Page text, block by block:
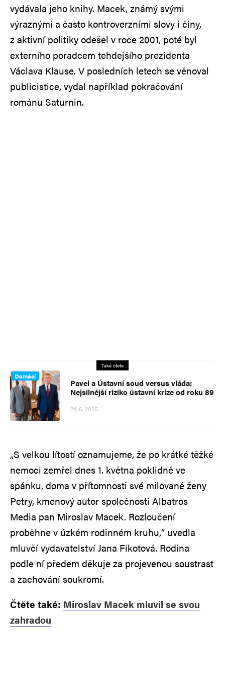
vydávala jeho knihy. Macek, známý svými
výraznými a často kontroverzními slovy i činy,
z aktivní politiky odešel v roce 2001, poté byl
externího poradcem tehdejšího prezidenta
Václava Klause. V posledních letech se věnoval
publicistice, vydal například pokračování
románu Saturnin.
Také čtěte
Domácí
Pavel a Ústavní soud versus vláda:
Nejsilnější riziko ústavní krize od roku 89
24. 6. 2026
„S velkou lítostí oznamujeme, že po krátké těžké
nemoci zemřel dnes 1. května poklidně ve
spánku, doma v přítomnosti své milované ženy
Petry, kmenový autor společnosti Albatros
Media pan Miroslav Macek. Rozloučení
proběhne v úzkém rodinném kruhu,“ uvedla
mluvčí vydavatelství Jana Fikotová. Rodina
podle ní předem děkuje za projevenou soustrast
a zachování soukromí.
Čtěte také: Miroslav Macek mluvil se svou
zahradou